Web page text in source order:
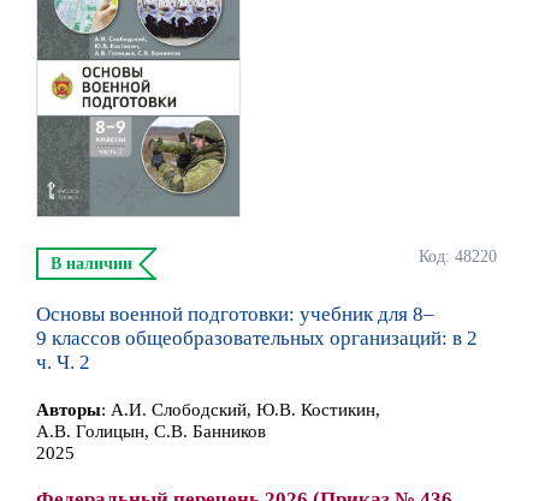
Код: 48220
В наличии
Основы военной подготовки: учебник для 8–
9 классов общеобразовательных организаций: в 2
ч. Ч. 2
Авторы: А.И. Слободский, Ю.В. Костикин,
А.В. Голицын, С.В. Банников
2025